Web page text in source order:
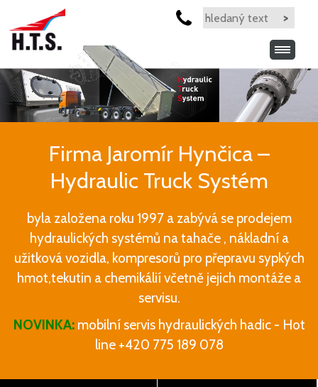
Firma Jaromír Hynčica –
Hydraulic Truck Systém
byla založena roku 1997 a zabývá se prodejem
hydraulických systémů na tahače , nákladní a
užitková vozidla, kompresorů pro přepravu sypkých
hmot,tekutin a chemikálií včetně jejich montáže a
servisu.
NOVINKA: mobilní servis hydraulických hadic - Hot
line +420 775 189 078